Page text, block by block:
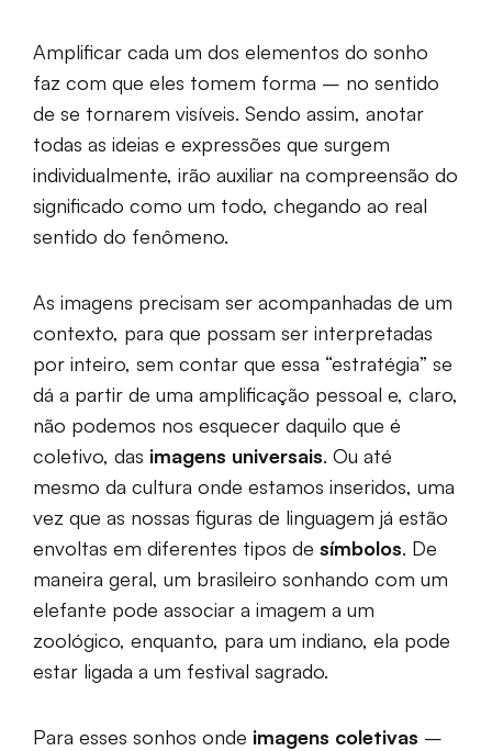
Amplificar cada um dos elementos do sonho
faz com que eles tomem forma – no sentido
de se tornarem visíveis. Sendo assim, anotar
todas as ideias e expressões que surgem
individualmente, irão auxiliar na compreensão do
significado como um todo, chegando ao real
sentido do fenômeno.
As imagens precisam ser acompanhadas de um
contexto, para que possam ser interpretadas
por inteiro, sem contar que essa “estratégia” se
dá a partir de uma amplificação pessoal e, claro,
não podemos nos esquecer daquilo que é
coletivo, das imagens universais. Ou até
mesmo da cultura onde estamos inseridos, uma
vez que as nossas figuras de linguagem já estão
envoltas em diferentes tipos de símbolos. De
maneira geral, um brasileiro sonhando com um
elefante pode associar a imagem a um
zoológico, enquanto, para um indiano, ela pode
estar ligada a um festival sagrado.
Para esses sonhos onde imagens coletivas –